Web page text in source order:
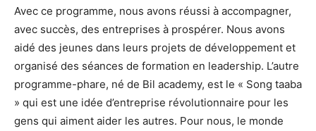
Avec ce programme, nous avons réussi à accompagner,
avec succès, des entreprises à prospérer. Nous avons
aidé des jeunes dans leurs projets de développement et
organisé des séances de formation en leadership. L’autre
programme-phare, né de Bil academy, est le « Song taaba
» qui est une idée d’entreprise révolutionnaire pour les
gens qui aiment aider les autres. Pour nous, le monde